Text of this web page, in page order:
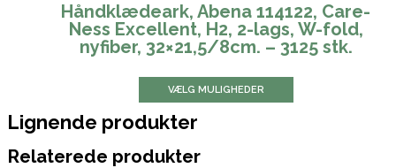
Håndklædeark, Abena 114122, Care-
Ness Excellent, H2, 2-lags, W-fold,
nyfiber, 32×21,5/8cm. – 3125 stk.
VÆLG MULIGHEDER
Lignende produkter
Relaterede produkter